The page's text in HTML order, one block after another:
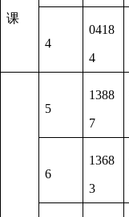
课
4
0418
4
5
1388
7
6
1368
3